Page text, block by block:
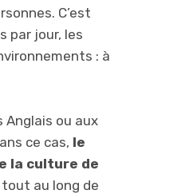
C’est
par jour, les
: à
Anglais ou aux
ce cas, le
la culture de
au long de